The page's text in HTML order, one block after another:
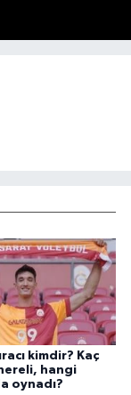
kimdir? Kaç
hangi
oynadı?